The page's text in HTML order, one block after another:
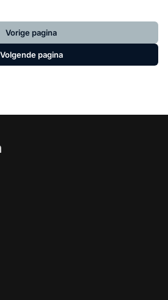
Vorige pagina
Volgende pagina